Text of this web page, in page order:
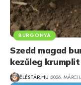
BURGONYA
Szedd magad
kezűleg krumplit
ÉLÉSTÁR.HU 2026.